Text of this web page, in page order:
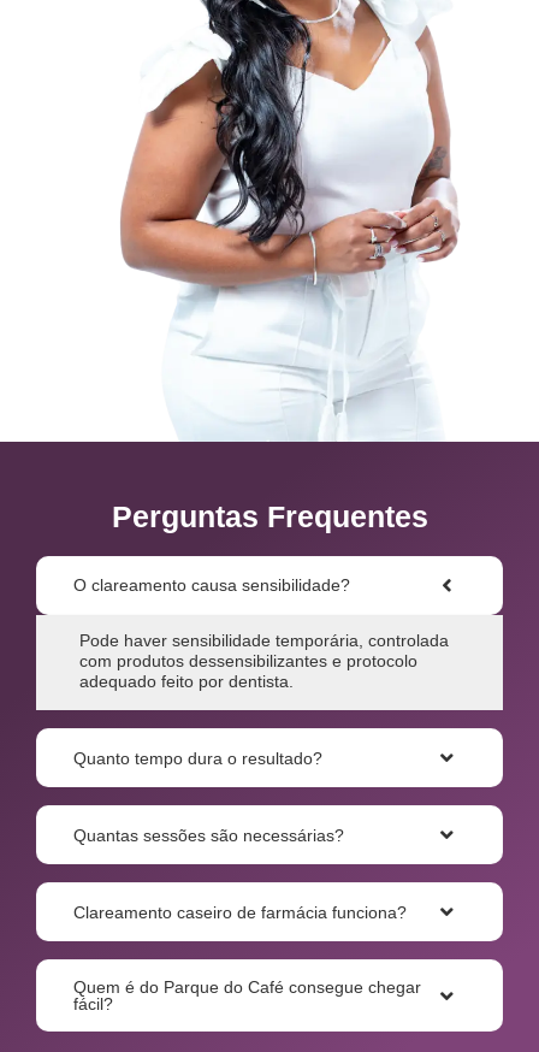
Perguntas Frequentes
O clareamento causa sensibilidade?
Pode haver sensibilidade temporária, controlada
com produtos dessensibilizantes e protocolo
adequado feito por dentista.
Quanto tempo dura o resultado?
Quantas sessões são necessárias?
Clareamento caseiro de farmácia funciona?
Quem é do Parque do Café consegue chegar
fácil?